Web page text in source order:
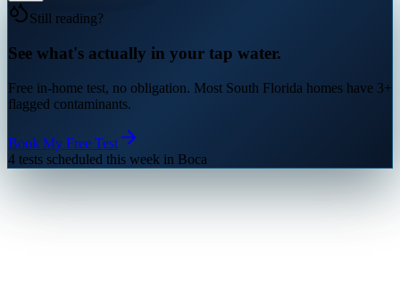
Still reading?
See what's actually in your tap water.
Free in-home test, no obligation. Most South Florida homes have 3+
flagged contaminants.
Book My Free Test
4 tests scheduled this week in Boca